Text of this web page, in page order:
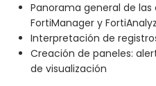
Panorama general de
FortiManager y
Interpretación de
Creación de paneles:
de visualización